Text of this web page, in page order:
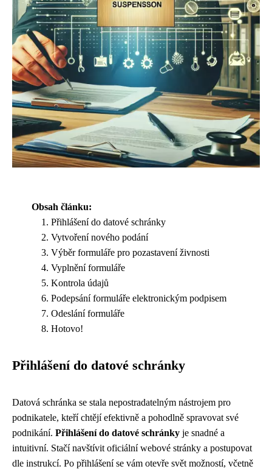
Obsah článku:
Přihlášení do datové schránky
Vytvoření nového podání
Výběr formuláře pro pozastavení živnosti
Vyplnění formuláře
Kontrola údajů
Podepsání formuláře elektronickým podpisem
Odeslání formuláře
Hotovo!
Přihlášení do datové schránky
Datová schránka se stala nepostradatelným nástrojem pro
podnikatele, kteří chtějí efektivně a pohodlně spravovat své
podnikání. Přihlášení do datové schránky je snadné a
intuitivní. Stačí navštívit oficiální webové stránky a postupovat
dle instrukcí. Po přihlášení se vám otevře svět možností, včetně